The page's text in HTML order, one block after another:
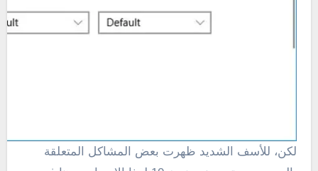
لكن، للأسف الشديد ظهرت بعض المشاكل المتعلقة